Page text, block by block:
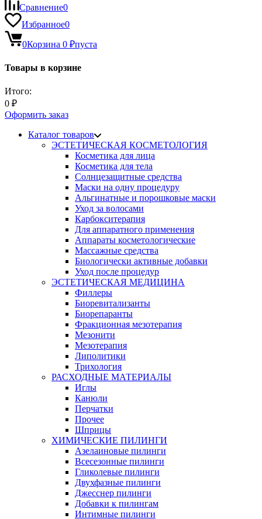
Сравнение0
Избранное0
0Корзина 0 ₽пуста
Товары в корзине
Итого:
0 ₽
Оформить заказ
Каталог товаров
ЭСТЕТИЧЕСКАЯ КОСМЕТОЛОГИЯ
Косметика для лица
Косметика для тела
Солнцезащитные средства
Маски на одну процедуру
Альгинатные и порошковые маски
Уход за волосами
Карбокситерапия
Для аппаратного применения
Аппараты косметологические
Массажные средства
Биологически активные добавки
Уход после процедур
ЭСТЕТИЧЕСКАЯ МЕДИЦИНА
Филлеры
Биоревитализанты
Биорепаранты
Фракционная мезотерапия
Мезонити
Мезотерапия
Липолитики
Трихология
РАСХОДНЫЕ МАТЕРИАЛЫ
Иглы
Канюли
Перчатки
Прочее
Шприцы
ХИМИЧЕСКИЕ ПИЛИНГИ
Азелаиновые пилинги
Всесезонные пилинги
Гликолевые пилинги
Двухфазные пилинги
Джесснер пилинги
Добавки к пилингам
Интимные пилинги